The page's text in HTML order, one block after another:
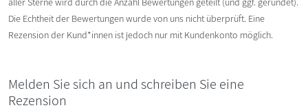
Die Echtheit der Bewertungen wurde von uns nicht überprüft. Eine
Rezension der Kund*innen ist jedoch nur mit Kundenkonto möglich.
Melden Sie sich an und schreiben Sie eine
Rezension